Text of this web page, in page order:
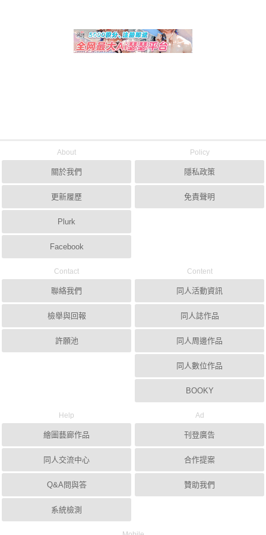
About
關於我們
更新履歷
Plurk
Facebook
Policy
隱私政策
免責聲明
Contact
聯絡我們
檢舉與回報
許願池
Content
同人活動資訊
同人誌作品
同人周邊作品
同人數位作品
BOOKY
Help
繪圖藝廊作品
同人交流中心
Q&A問與答
系統檢測
Ad
刊登廣告
合作提案
贊助我們